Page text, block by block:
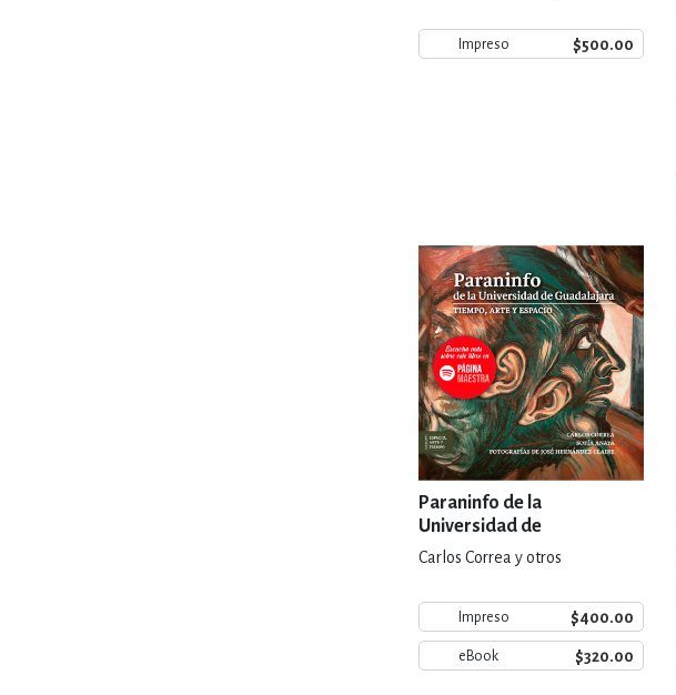
Impreso $500.00
Paraninfo de la
Universidad de
Guadalajara
Carlos Correa y otros
Impreso $400.00
eBook $320.00